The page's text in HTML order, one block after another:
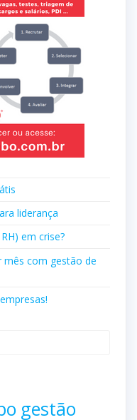
liderança
em crise?
mês com gestão de
gestão